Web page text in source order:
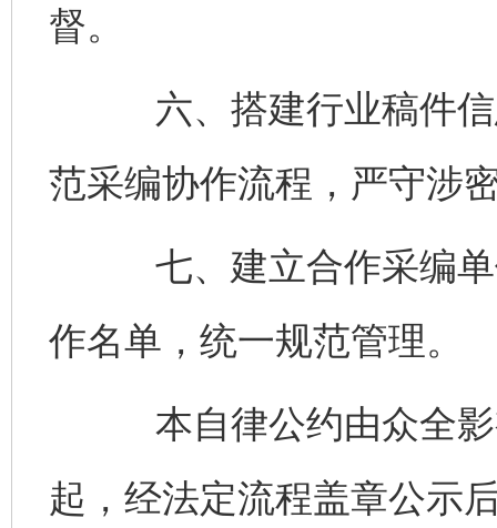
督。
六、搭建行业稿件信
范采编协作流程，严守涉
七、建立合作采编单
作名单，统一规范管理。
本自律公约由众全影
起，经法定流程盖章公示